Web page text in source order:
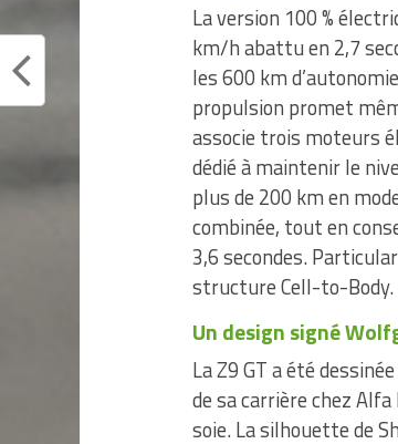
La version 100 %
km/h abattu en 2,7
les 600 km
propulsion promet
associe trois moteurs
dédié à maintenir le
plus de 200 km en
combinée, tout en
3,6 secondes.
structure Cell-to-Body.
Un design signé
La Z9 GT a été
de sa carrière chez
soie. La silhouette de